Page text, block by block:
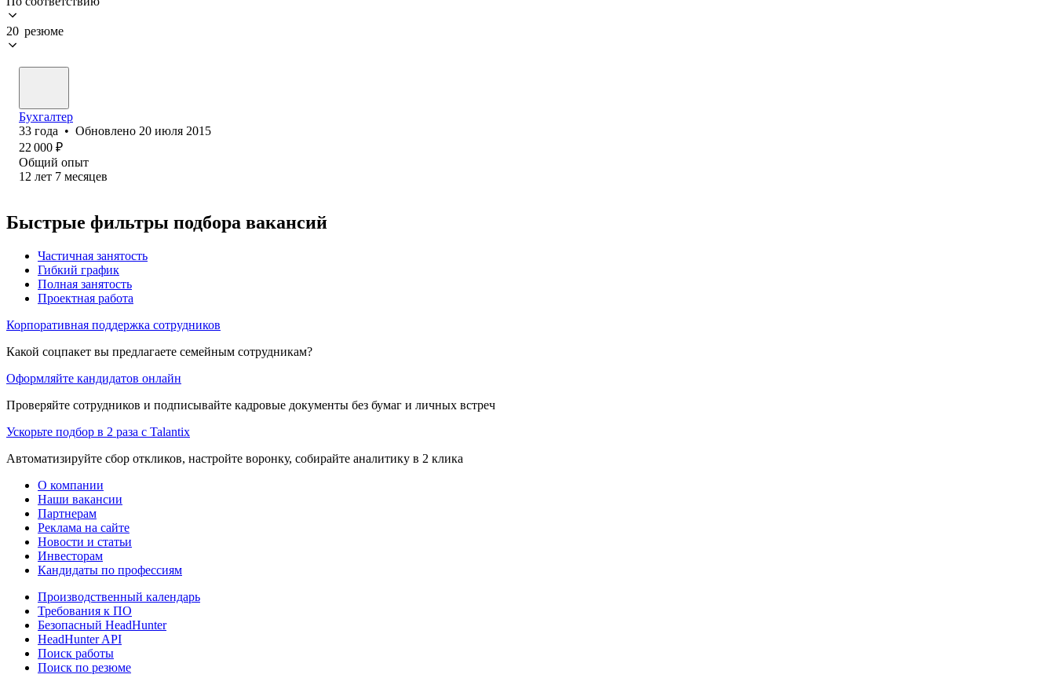
20 резюме
Бухгалтер
33 года • Обновлено 20 июля 2015
22 000 ₽
Общий опыт
12 лет 7 месяцев
Быстрые фильтры подбора вакансий
Частичная занятость
Гибкий график
Полная занятость
Проектная работа
Корпоративная поддержка сотрудников
Какой соцпакет вы предлагаете семейным сотрудникам?
Оформляйте кандидатов онлайн
Проверяйте сотрудников и подписывайте кадровые документы без бумаг и личных встреч
Ускорьте подбор в 2 раза с Talantix
Автоматизируйте сбор откликов, настройте воронку, собирайте аналитику в 2 клика
О компании
Наши вакансии
Партнерам
Реклама на сайте
Новости и статьи
Инвесторам
Кандидаты по профессиям
Производственный календарь
Требования к ПО
Безопасный HeadHunter
HeadHunter API
Поиск работы
Поиск по резюме